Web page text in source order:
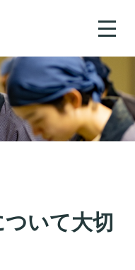
toggle
いて大切